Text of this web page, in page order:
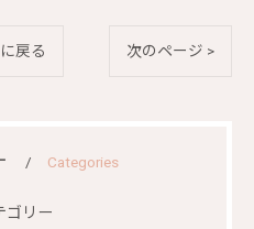
戻る 次のページ >
Categories
ゴリー